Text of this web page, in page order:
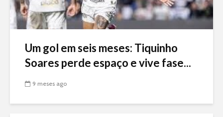
Um gol em seis meses: Tiquinho
Soares perde espaço e vive fase...
9 meses ago